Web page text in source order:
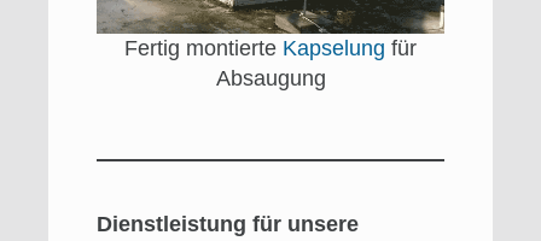
Fertig montierte Kapselung für
Absaugung
Dienstleistung für unsere